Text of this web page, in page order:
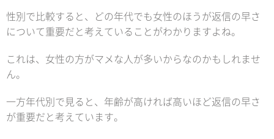
性別で比較すると、どの年代でも女性のほうが返信の早さ
について重要だと考えていることがわかりますよね。
これは、女性の方がマメな人が多いからなのかもしれませ
ん。
一方年代別で見ると、年齢が高ければ高いほど返信の早さ
が重要だと考えています。